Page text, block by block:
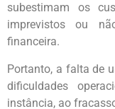
subestimam os
imprevistos ou
financeira.
Portanto, a falta de
dificuldades
instância, ao